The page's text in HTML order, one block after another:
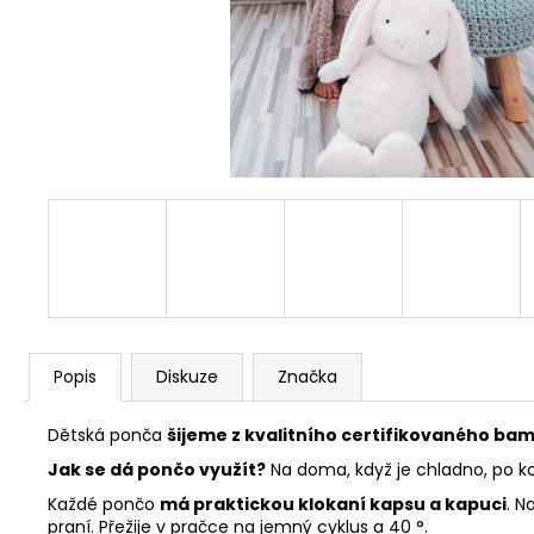
Popis Diskuze Značka
Dětská ponča šijeme z kvalitního certifikovaného
Jak se dá pončo využít? Na doma, když je chladno, po
Každé pončo má praktickou klokaní kapsu a kapuci.
praní. Přežije v pračce na jemný cyklus a 40 °.